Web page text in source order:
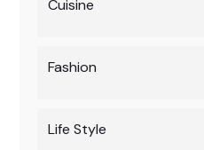
Cuisine
Fashion
Life Style